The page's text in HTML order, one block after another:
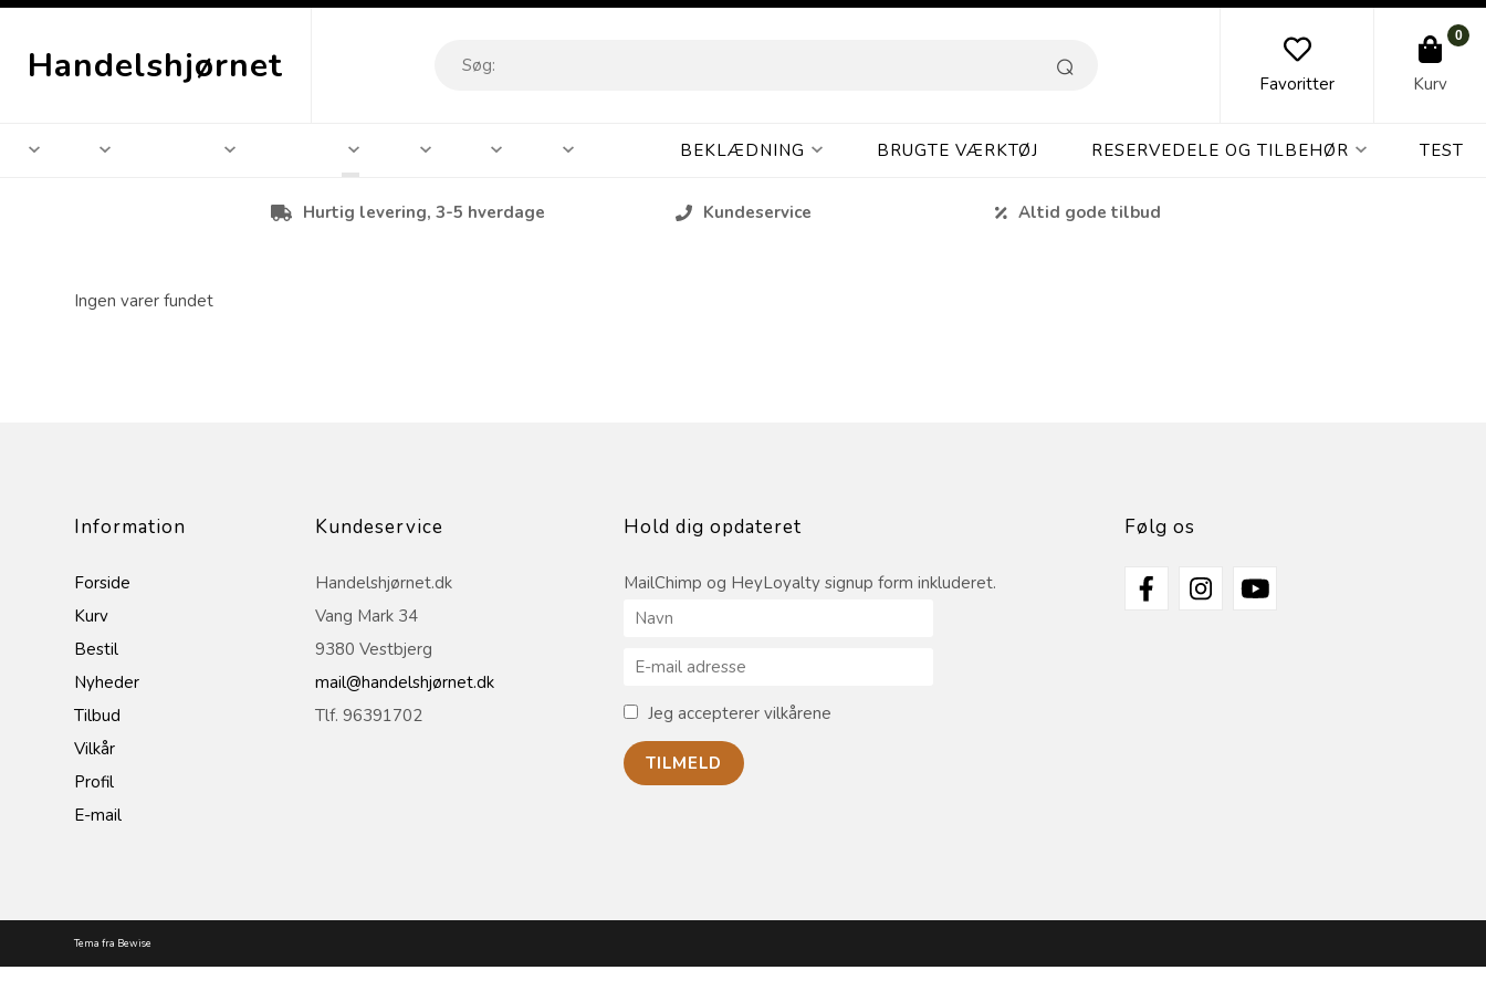
Handelshjørnet Favoritter
0
Kurv
BEKLÆDNING BRUGTE VÆRKTØJ RESERVEDELE OG TILBEHØR TEST
Hurtig levering, 3-5 hverdage Kundeservice Altid gode tilbud
Ingen varer fundet
Information
Forside
Kurv
Bestil
Nyheder
Tilbud
Vilkår
Profil
E-mail
Kundeservice
Handelshjørnet.dk
Vang Mark 34
9380 Vestbjerg
mail@handelshjørnet.dk
Tlf. 96391702
Hold dig opdateret
MailChimp og HeyLoyalty signup form inkluderet.
Jeg accepterer vilkårene
Følg os
Tema fra Bewise